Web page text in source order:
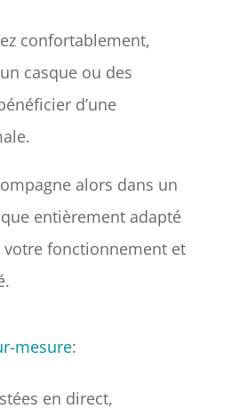
confortablement,
casque ou des
d’une
alors dans un
entièrement adapté
votre fonctionnement et
mesure:
en direct,